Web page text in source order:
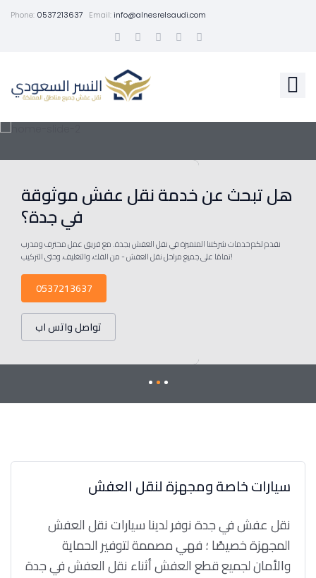
Phone: 0537213637 Email:info@alnesrelsaudi.com
هل تبحث عن خدمة نقل عفش موثوقة
في جدة؟
نقدم لكم خدمات شركتنا المتميزة في نقل العفش بجدة. مع فريق عمل محترف ومدرب
تمامًا على جميع مراحل نقل العفش - من الفك، والتغليف، وحتى التركيب!
0537213637
تواصل واتس اب
سيارات خاصة ومجهزة لنقل العفش
نقل عفش في جدة نوفر لدينا سيارات نقل العفش
المجهزة خصيصًا ؛ فهي مصممة لتوفير الحماية
والأمان لجميع قطع العفش أثناء نقل العفش في جدة